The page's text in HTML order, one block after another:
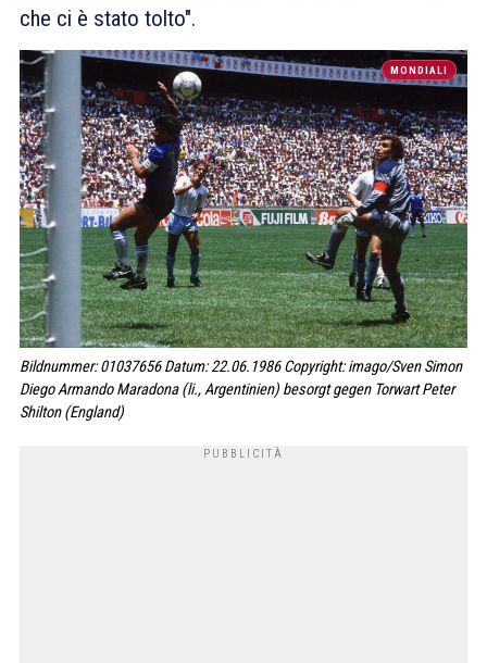
che ci è stato tolto".
MONDIALI
Bildnummer: 01037656 Datum: 22.06.1986 Copyright: imago/Sven Simon
Diego Armando Maradona (li., Argentinien) besorgt gegen Torwart Peter
Shilton (England)